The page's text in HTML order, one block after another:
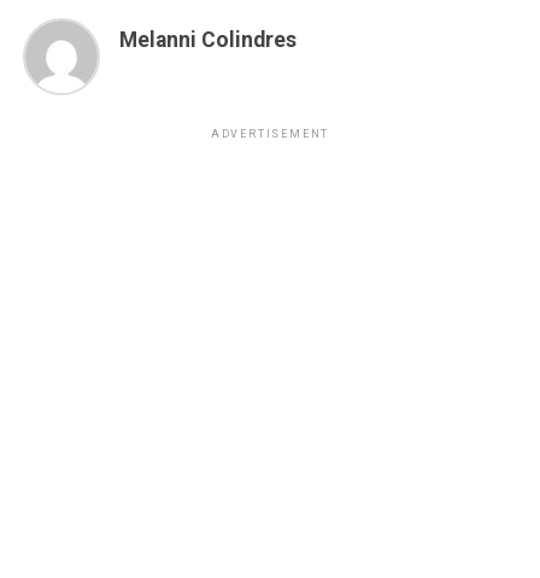
Melanni Colindres
ADVERTISEMENT